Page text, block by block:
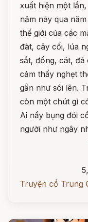
xuất hiện một
năm này qua
thế giới của các
đàt, cây cối, lúa
sắt, đồng, cát, đá
cảm thấy nghẹt
gần như sôi lên.
còn một chút gì
Ai nấy bụng đói
người như ngây
Truyện cổ Trung